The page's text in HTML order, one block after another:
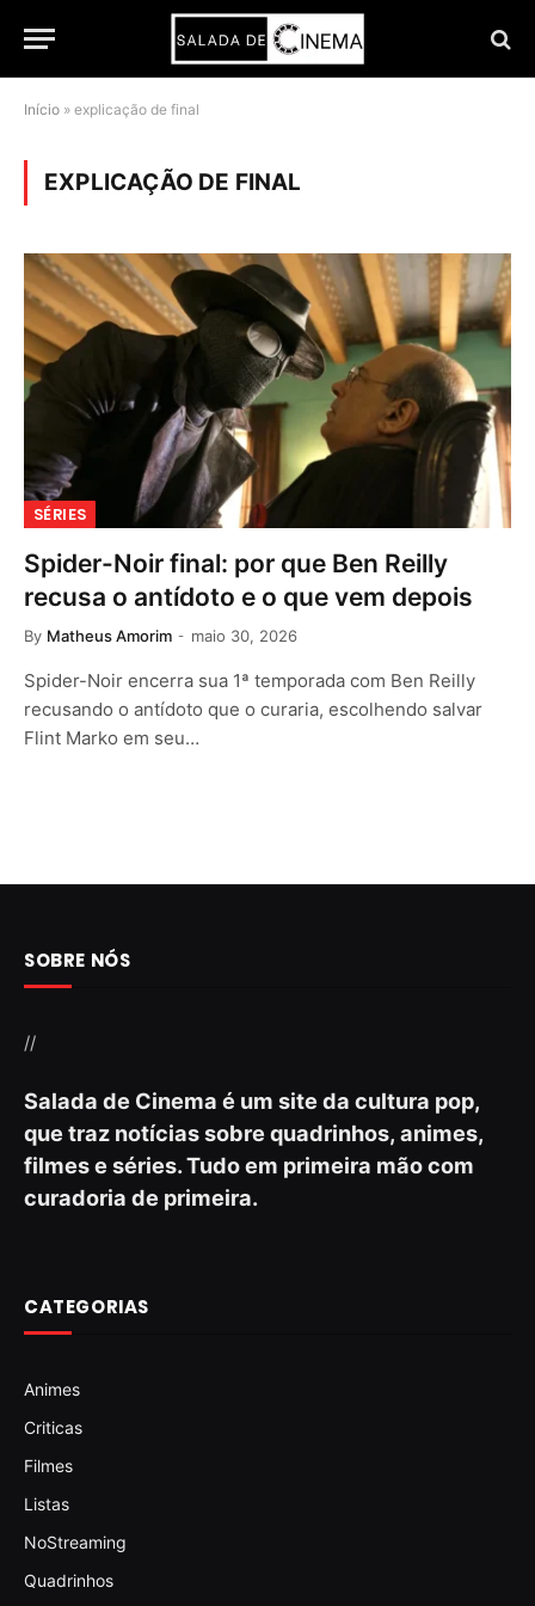
Início » explicação de final
EXPLICAÇÃO DE FINAL
SÉRIES
Spider-Noir final: por que Ben Reilly
recusa o antídoto e o que vem depois
By Matheus Amorim maio 30, 2026
Spider-Noir encerra sua 1ª temporada com Ben Reilly
recusando o antídoto que o curaria, escolhendo salvar
Flint Marko em seu…
SOBRE NÓS
//
Salada de Cinema é um site da cultura pop,
que traz notícias sobre quadrinhos, animes,
filmes e séries. Tudo em primeira mão com
curadoria de primeira.
CATEGORIAS
Animes
Criticas
Filmes
Listas
NoStreaming
Quadrinhos